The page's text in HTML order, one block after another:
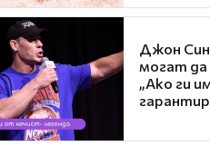
Джон
могат да
„Ако ги